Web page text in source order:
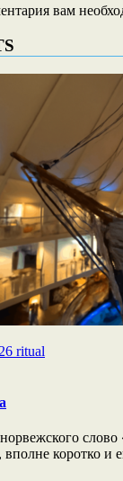
вам
ritual
вполне коротко и